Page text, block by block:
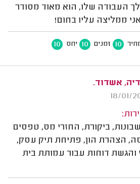
העבודה שלו, הוא מאוד מסודר
ממליצה עליו בחום!
10 זמנים 10 יחס 10
אשדוד.
ביקורת, החזרי מס, טפסים
הצהרת הון, פתיחת תיק עסק,
והגשת דוחות עבור עמותת בית